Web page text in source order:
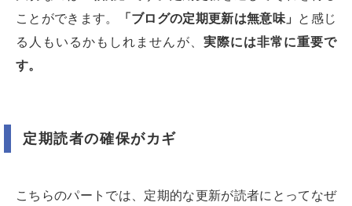
ことができます。
「ブログの定期更新は無意味」 と感じ
る人もいるかもしれませんが、 実際には非常に重要で
す。
定期読者の確保がカギ
こちらのパートでは、定期的な更新が読者にとってなぜ